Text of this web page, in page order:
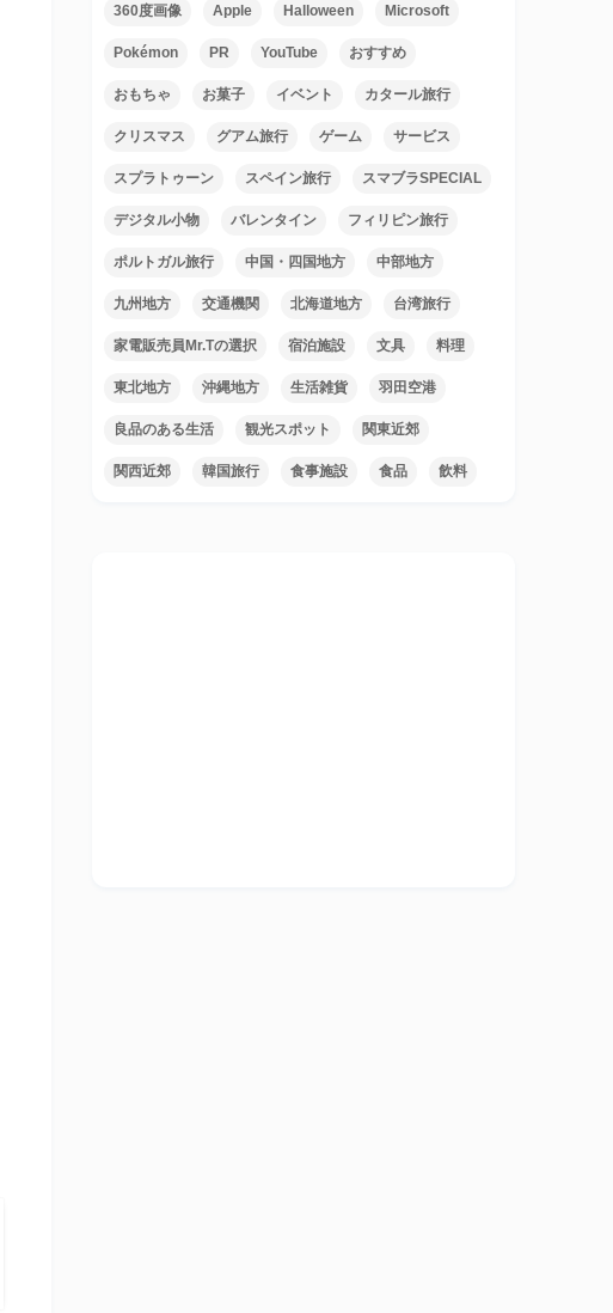
360度画像 Apple Halloween Microsoft
Pokémon PR YouTube おすすめ
おもちゃ お菓子 イベント カタール旅行
クリスマス グアム旅行 ゲーム サービス
スプラトゥーン スペイン旅行 スマブラSPECIAL
デジタル小物 バレンタイン フィリピン旅行
ポルトガル旅行 中国・四国地方 中部地方
九州地方 交通機関 北海道地方 台湾旅行
家電販売員Mr.Tの選択 宿泊施設 文具 料理
東北地方 沖縄地方 生活雑貨 羽田空港
良品のある生活 観光スポット 関東近郊
関西近郊 韓国旅行 食事施設 食品 飲料